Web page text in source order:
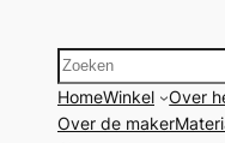
Zoeken
HomeWinkel
Over
Over de maker